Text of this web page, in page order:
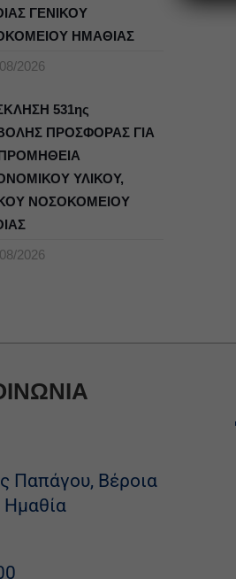
ΓΕΝΙΚΟΥ
ΗΜΑΘΙΑΣ
2026
531ης
ΠΡΟΣΦΟΡΑΣ ΓΙΑ
ΥΛΙΚΟΥ,
ΝΟΣΟΚΟΜΕΙΟΥ
2026
Παπάγου, Βέροια